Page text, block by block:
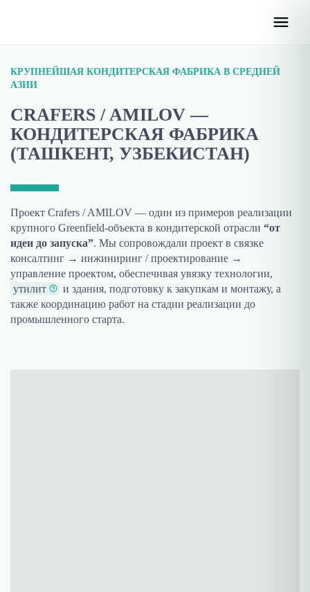
КРУПНЕЙШАЯ КОНДИТЕРСКАЯ ФАБРИКА В СРЕДНЕЙ
АЗИИ
CRAFERS / AMILOV —
КОНДИТЕРСКАЯ ФАБРИКА
(ТАШКЕНТ, УЗБЕКИСТАН)
Проект Crafers / AMILOV — один из примеров реализации
крупного Greenfield-объекта в кондитерской отрасли “от
идеи до запуска”. Мы сопровождали проект в связке
консалтинг → инжиниринг / проектирование →
управление проектом, обеспечивая увязку технологии,
утилит
и здания, подготовку к закупкам и монтажу, а
также координацию работ на стадии реализации до
промышленного старта.